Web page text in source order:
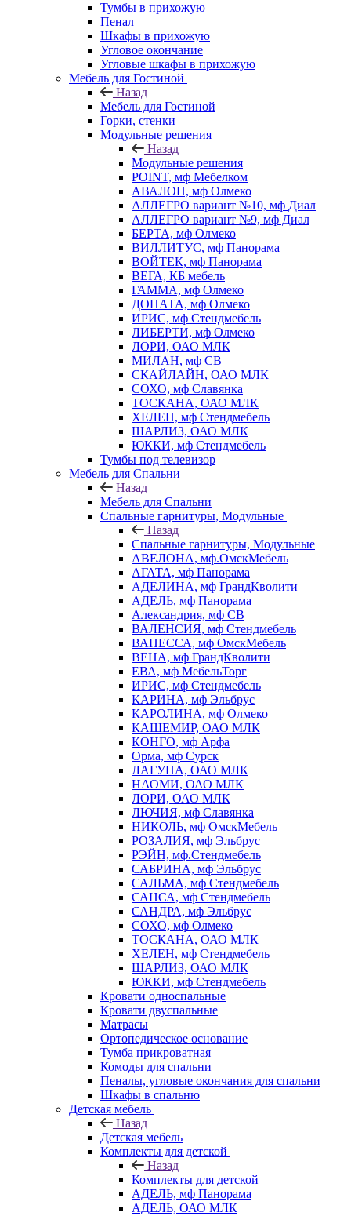
Тумбы в прихожую
Пенал
Шкафы в прихожую
Угловое окончание
Угловые шкафы в прихожую
Мебель для Гостиной
Назад
Мебель для Гостиной
Горки, стенки
Модульные решения
Назад
Модульные решения
POINT, мф Мебелком
АВАЛОН, мф Олмеко
АЛЛЕГРО вариант №10, мф Диал
АЛЛЕГРО вариант №9, мф Диал
БЕРТА, мф Олмеко
ВИЛЛИТУС, мф Панорама
ВОЙТЕК, мф Панорама
ВЕГА, КБ мебель
ГАММА, мф Олмеко
ДОНАТА, мф Олмеко
ИРИС, мф Стендмебель
ЛИБЕРТИ, мф Олмеко
ЛОРИ, ОАО МЛК
МИЛАН, мф СВ
СКАЙЛАЙН, ОАО МЛК
СОХО, мф Славянка
ТОСКАНА, ОАО МЛК
ХЕЛЕН, мф Стендмебель
ШАРЛИЗ, ОАО МЛК
ЮККИ, мф Стендмебель
Тумбы под телевизор
Мебель для Спальни
Назад
Мебель для Спальни
Спальные гарнитуры, Модульные
Назад
Спальные гарнитуры, Модульные
АВЕЛОНА, мф.ОмскМебель
АГАТА, мф Панорама
АДЕЛИНА, мф ГрандКволити
АДЕЛЬ, мф Панорама
Александрия, мф СВ
ВАЛЕНСИЯ, мф Стендмебель
ВАНЕССА, мф ОмскМебель
ВЕНА, мф ГрандКволити
ЕВА, мф МебельТорг
ИРИС, мф Стендмебель
КАРИНА, мф Эльбрус
КАРОЛИНА, мф Олмеко
КАШЕМИР, ОАО МЛК
КОНГО, мф Арфа
Орма, мф Сурск
ЛАГУНА, ОАО МЛК
НАОМИ, ОАО МЛК
ЛОРИ, ОАО МЛК
ЛЮЧИЯ, мф Славянка
НИКОЛЬ, мф ОмскМебель
РОЗАЛИЯ, мф Эльбрус
РЭЙН, мф.Стендмебель
САБРИНА, мф Эльбрус
САЛЬМА, мф Стендмебель
САНСА, мф Стендмебель
САНДРА, мф Эльбрус
СОХО, мф Олмеко
ТОСКАНА, ОАО МЛК
ХЕЛЕН, мф Стендмебель
ШАРЛИЗ, ОАО МЛК
ЮККИ, мф Стендмебель
Кровати односпальные
Кровати двуспальные
Матрасы
Ортопедическое основание
Тумба прикроватная
Комоды для спальни
Пеналы, угловые окончания для спальни
Шкафы в спальню
Детская мебель
Назад
Детская мебель
Комплекты для детской
Назад
Комплекты для детской
АДЕЛЬ, мф Панорама
АДЕЛЬ, ОАО МЛК